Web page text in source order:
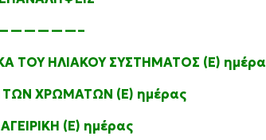
ΤΟΥ ΗΛΙΑΚΟΥ ΣΥΣΤΗΜΑΤΟΣ (Ε)
ΤΩΝ ΧΡΩΜΑΤΩΝ (Ε) ημέρας
(Ε) ημέρας